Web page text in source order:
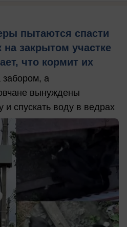
пытаются спасти
закрытом участке
что кормит их
а
вынуждены
и спускать воду в ведрах